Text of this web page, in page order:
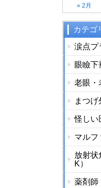
« 2月
カテゴ
涙点プ
眼瞼下
老眼・
まつげ
怪しい
マルフ
放射状
K）
薬剤師